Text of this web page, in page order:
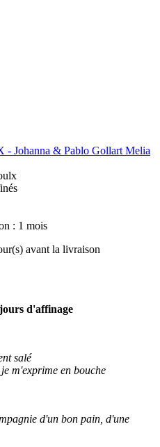
Johanna & Pablo Gollart Melia
: 1 mois
avant la livraison
d'affinage
salé
m'exprime en bouche
d'un bon pain, d'une